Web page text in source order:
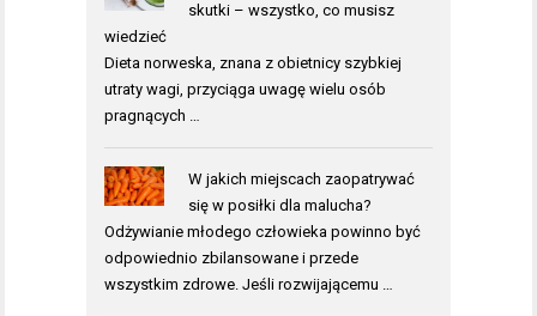
skutki – wszystko, co musisz
wiedzieć
Dieta norweska, znana z obietnicy szybkiej
utraty wagi, przyciąga uwagę wielu osób
pragnących …
W jakich miejscach zaopatrywać
się w posiłki dla malucha?
Odżywianie młodego człowieka powinno być
odpowiednio zbilansowane i przede
wszystkim zdrowe. Jeśli rozwijającemu …